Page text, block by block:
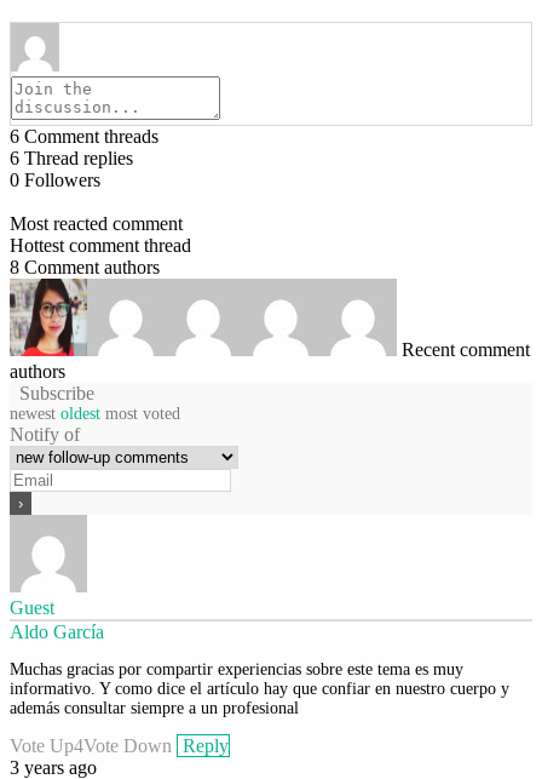
6 Comment threads
6 Thread replies
0 Followers
Most reacted comment
Hottest comment thread
8 Comment authors
Recent comment
authors
Subscribe
newest oldest most voted
Notify of
Guest
Aldo García
Muchas gracias por compartir experiencias sobre este tema es muy
informativo. Y como dice el artículo hay que confiar en nuestro cuerpo y
además consultar siempre a un profesional
Vote Up4Vote Down Reply
3 years ago